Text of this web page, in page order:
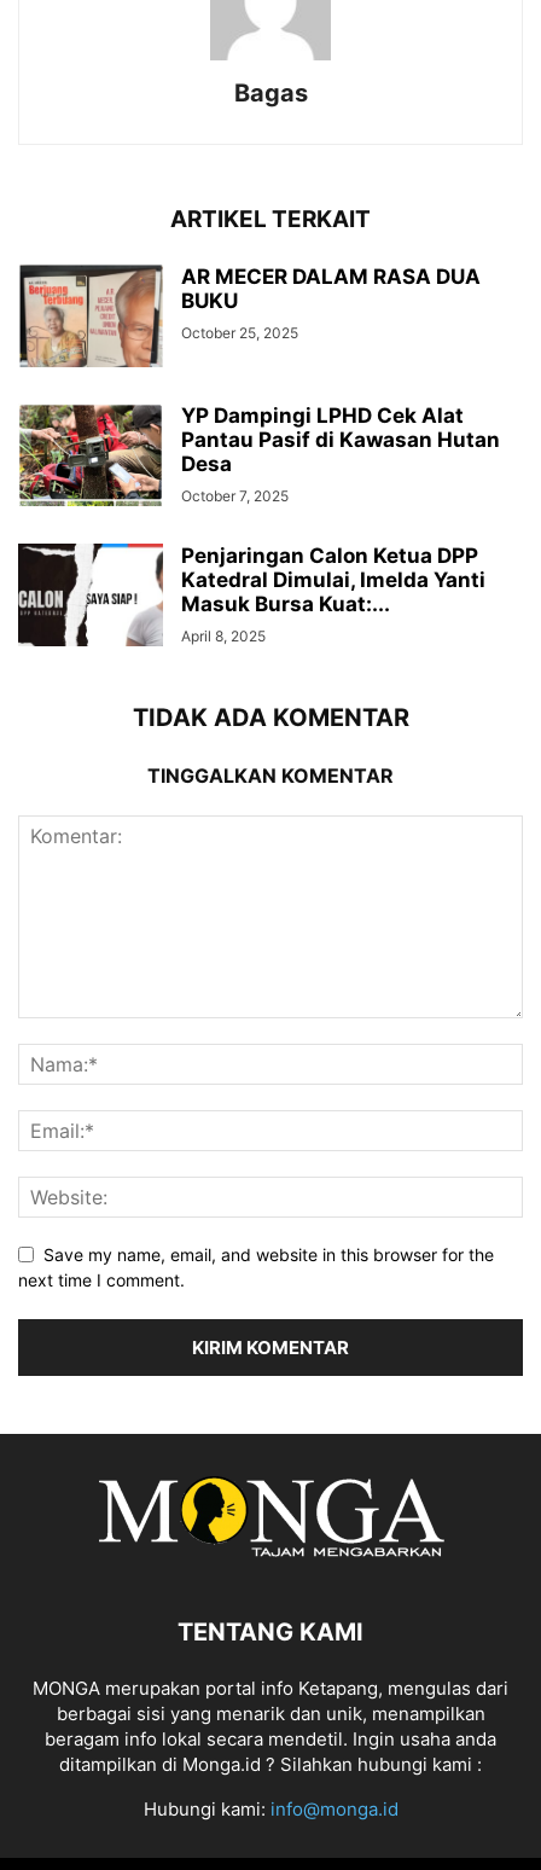
Bagas
ARTIKEL TERKAIT
AR MECER DALAM RASA DUA
BUKU
October 25, 2025
YP Dampingi LPHD Cek Alat
Pantau Pasif di Kawasan Hutan
Desa
October 7, 2025
Penjaringan Calon Ketua DPP
Katedral Dimulai, Imelda Yanti
Masuk Bursa Kuat:...
April 8, 2025
TIDAK ADA KOMENTAR
TINGGALKAN KOMENTAR
Save my name, email, and website in this browser for the
next time I comment.
TENTANG KAMI
MONGA merupakan portal info Ketapang, mengulas dari
berbagai sisi yang menarik dan unik, menampilkan
beragam info lokal secara mendetil. Ingin usaha anda
ditampilkan di Monga.id ? Silahkan hubungi kami :
Hubungi kami: info@monga.id